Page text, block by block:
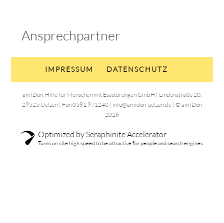
Ansprechpartner
IMPRESSUM DATENSCHUTZ
amIDon, Hilfe für Menschen mit Essstörungen GmbH | Lindenstraße 20,
29525 Uelzen | Fon 0581 971240 | info@amidon-uelzen.de | © amIDon
2026
Optimized by Seraphinite Accelerator
Turns on site high speed to be attractive for people and search engines.